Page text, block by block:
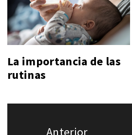
La importancia de las
rutinas
Anterior